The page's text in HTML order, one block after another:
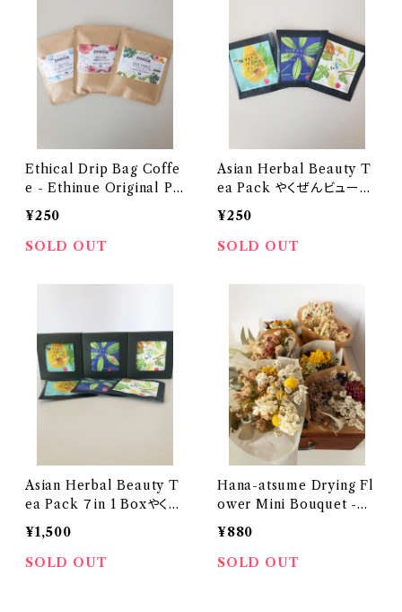
Ethical Drip Bag Coffe
e - Ethinue Original Pa
ckage - エシニューオリ
ジナルドリップバッグコーヒ
ー
¥250
SOLD OUT
Asian Herbal Beauty T
ea Pack やくぜんビューテ
ィー茶１包入
¥250
SOLD OUT
Asian Herbal Beauty T
ea Pack ７in 1 Boxやくぜ
んビューティー茶7包箱入
¥1,500
SOLD OUT
Hana-atsume Drying Fl
ower Mini Bouquet -花
蒐- ミニドライブーケ
¥880
SOLD OUT